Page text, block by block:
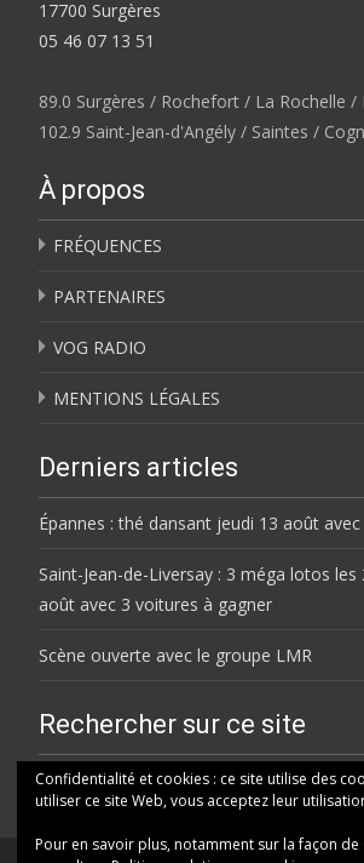
17700 Surgères
05 46 07 13 51
89.0 Surgères / Rochefort / La Rochelle /
102.9 Saint-Jean-d'Angély / Saintes /
À propos
FRÉQUENCES
PARTENAIRES
VOG RADIO
MENTIONS LÉGALES
Derniers articles
Épannes : thé dansant jeudi 13 août avec
Saint-Jean-de-Liversay : 3 méga lotos les
août avec 3 voitures à gagner
Scène ouverte avec le groupe LMR
Rechercher sur ce site
Rechercher
Confidentialité et cookies : ce site utilise des
utiliser ce site Web, vous acceptez leur
Pour en savoir plus, notamment sur la façon